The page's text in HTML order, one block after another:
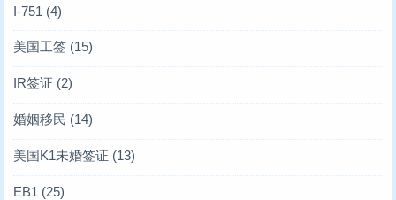
I-751 (4)
美国工签 (15)
IR签证 (2)
婚姻移民 (14)
美国K1未婚签证 (13)
EB1 (25)